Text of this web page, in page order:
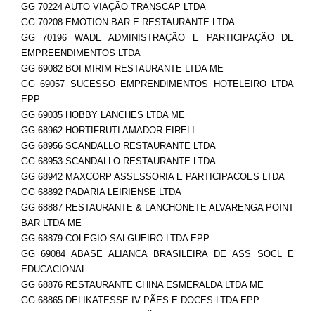
GG 70224 AUTO VIAÇÃO TRANSCAP LTDA
GG 70208 EMOTION BAR E RESTAURANTE LTDA
GG 70196 WADE ADMINISTRAÇÃO E PARTICIPAÇÃO DE
EMPREENDIMENTOS LTDA
GG 69082 BOI MIRIM RESTAURANTE LTDA ME
GG 69057 SUCESSO EMPRENDIMENTOS HOTELEIRO LTDA
EPP
GG 69035 HOBBY LANCHES LTDA ME
GG 68962 HORTIFRUTI AMADOR EIRELI
GG 68956 SCANDALLO RESTAURANTE LTDA
GG 68953 SCANDALLO RESTAURANTE LTDA
GG 68942 MAXCORP ASSESSORIA E PARTICIPACOES LTDA
GG 68892 PADARIA LEIRIENSE LTDA
GG 68887 RESTAURANTE & LANCHONETE ALVARENGA POINT
BAR LTDA ME
GG 68879 COLEGIO SALGUEIRO LTDA EPP
GG 69084 ABASE ALIANCA BRASILEIRA DE ASS SOCL E
EDUCACIONAL
GG 68876 RESTAURANTE CHINA ESMERALDA LTDA ME
GG 68865 DELIKATESSE IV PÃES E DOCES LTDA EPP